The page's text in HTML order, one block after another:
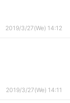
2019/3/27(We) 14:12
2019/3/27(We) 14:11